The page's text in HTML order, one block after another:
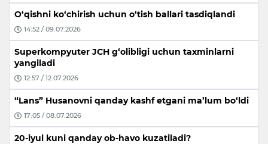
O‘qishni ko‘chirish uchun o‘tish ballari tasdiqlandi
14:52 / 09.07.2026
Superkompyuter JCH g‘olibligi uchun taxminlarni
yangiladi
12:57 / 12.07.2026
“Lans” Husanovni qanday kashf etgani ma’lum bo‘ldi
17:05 / 08.07.2026
20-iyul kuni qanday ob-havo kuzatiladi?